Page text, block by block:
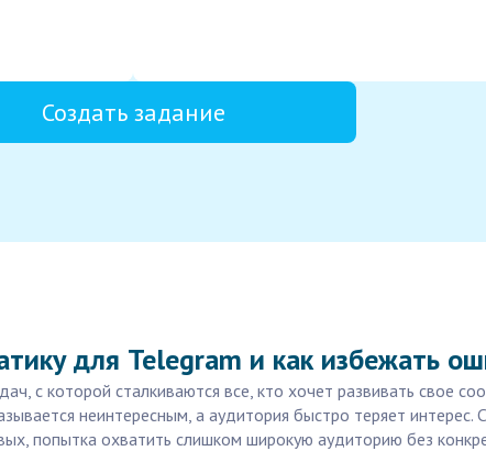
Создать задание
для Telegram и как избежать
с которой сталкиваются все, кто хочет развивать свое
неинтересным, а аудитория быстро теряет
попытка охватить слишком широкую аудиторию без